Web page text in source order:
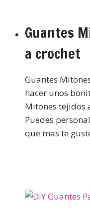
Guantes
a crochet
Guantes
hacer unos
Mitones tejidos
Puedes
que mas te